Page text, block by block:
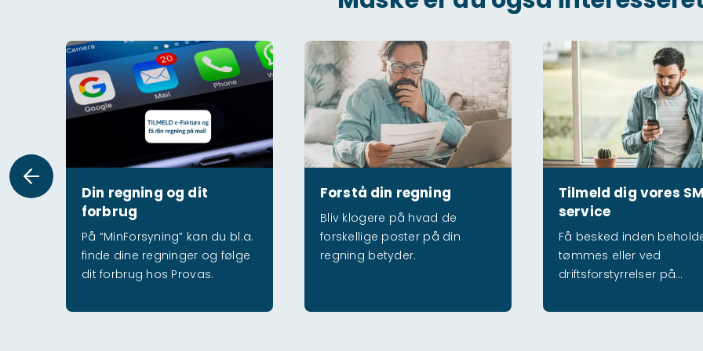
Din regning og dit
forbrug
På “MinForsyning” kan du bl.a.
finde dine regninger og følge
dit forbrug hos Provas.
Din regning og dit forbrug
Forstå din regning
Bliv klogere på hvad de
forskellige poster på din
regning betyder.
Forstå din regning
Tilmeld dig vores
service
Få besked inden
tømmes eller ved
driftsforstyrrelser på
Tilmeld dig vores SMS-service